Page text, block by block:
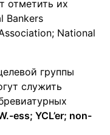
отметить их
Bankers
National
группы
служить
ess; YCL’er; non-